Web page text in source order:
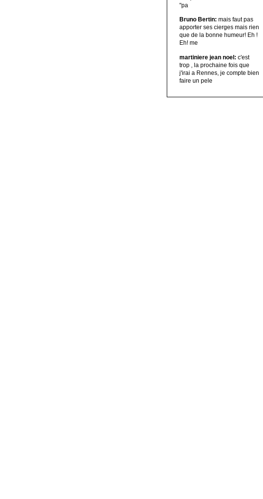
"pa
Bruno Bertin: mais faut pas
apporter ses cierges mais rien
que de la bonne humeur! Eh !
Eh! me
martiniere jean noel: c'est
trop , la prochaine fois que
j'irai a Rennes, je compte bien
faire un pele